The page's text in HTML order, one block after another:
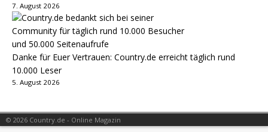
7. August 2026
Danke für Euer Vertrauen: Country.de erreicht täglich rund
10.000 Leser
5. August 2026
© 2026 Country.de - Online Magazin